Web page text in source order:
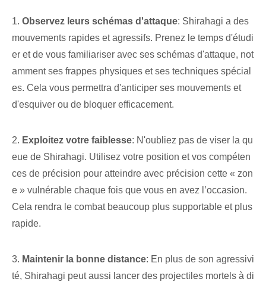
1. Observez leurs schémas d'attaque: Shirahagi a des
mouvements rapides et agressifs. Prenez le temps d'étudi
er et de vous familiariser avec ses schémas d'attaque, not
amment ses frappes physiques et ses techniques spécial
es. Cela vous permettra d'anticiper ses mouvements et
d'esquiver ou de bloquer efficacement.
2. Exploitez votre faiblesse: N'oubliez pas de viser la qu
eue de Shirahagi. Utilisez votre position et vos compéten
ces de précision pour atteindre avec précision cette « zon
e » vulnérable chaque fois que vous en avez l’occasion.
Cela rendra le combat beaucoup plus supportable et plus
rapide.
3. Maintenir la bonne distance: En plus de son agressivi
té, Shirahagi peut aussi lancer des projectiles mortels à di